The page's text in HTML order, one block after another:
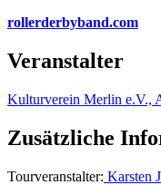
rollerderbyband.com
Veranstalter
Kulturverein Merlin e.V.,
Zusätzliche
Tourveranstalter: Karsten